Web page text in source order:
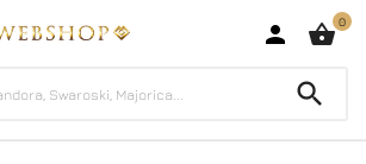
 0
